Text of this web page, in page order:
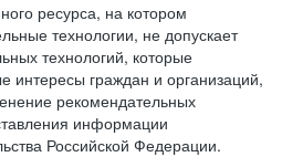
ресурса, на котором
технологии, не допускает
технологий, которые
интересы граждан и организаций,
рекомендательных
информации
Российской Федерации.